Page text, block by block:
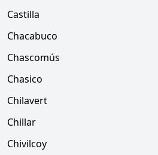
Castilla
Chacabuco
Chascomús
Chasico
Chilavert
Chillar
Chivilcoy